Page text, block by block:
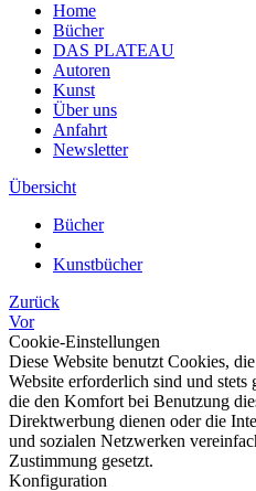
Home
Bücher
DAS PLATEAU
Autoren
Kunst
Über uns
Anfahrt
Newsletter
Übersicht
Bücher
Kunstbücher
Zurück
Vor
Cookie-Einstellungen
Diese Website benutzt Cookies,
Website erforderlich sind und stets
die den Komfort bei Benutzung
Direktwerbung dienen oder die
und sozialen Netzwerken
Zustimmung gesetzt.
Konfiguration